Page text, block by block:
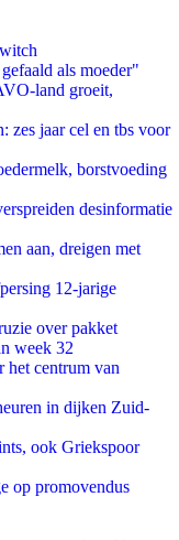
als moeder"
land groeit,
zes jaar cel en tbs voor
borstvoeding
desinformatie
aan, dreigen met
12-jarige
over pakket
week 32
het centrum van
in dijken Zuid-
ook Griekspoor
op promovendus